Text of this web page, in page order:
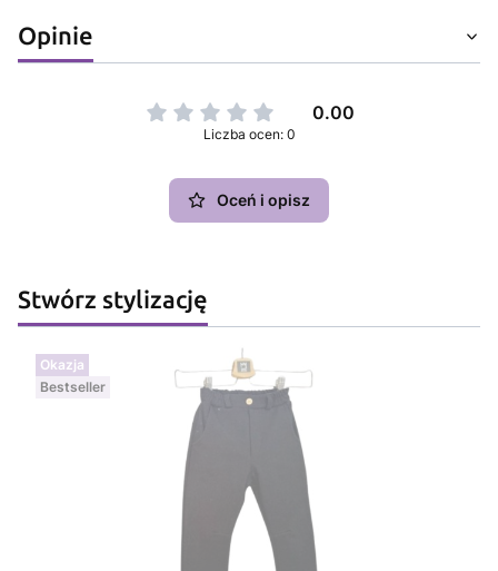
Opinie
0.00
Liczba ocen: 0
Oceń i opisz
Stwórz stylizację
Okazja
Bestseller